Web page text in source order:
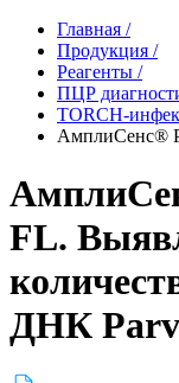
Главная /
Продукция /
Реагенты /
ПЦР
TORCH-
АмплиСенс®
FL.
ДНК